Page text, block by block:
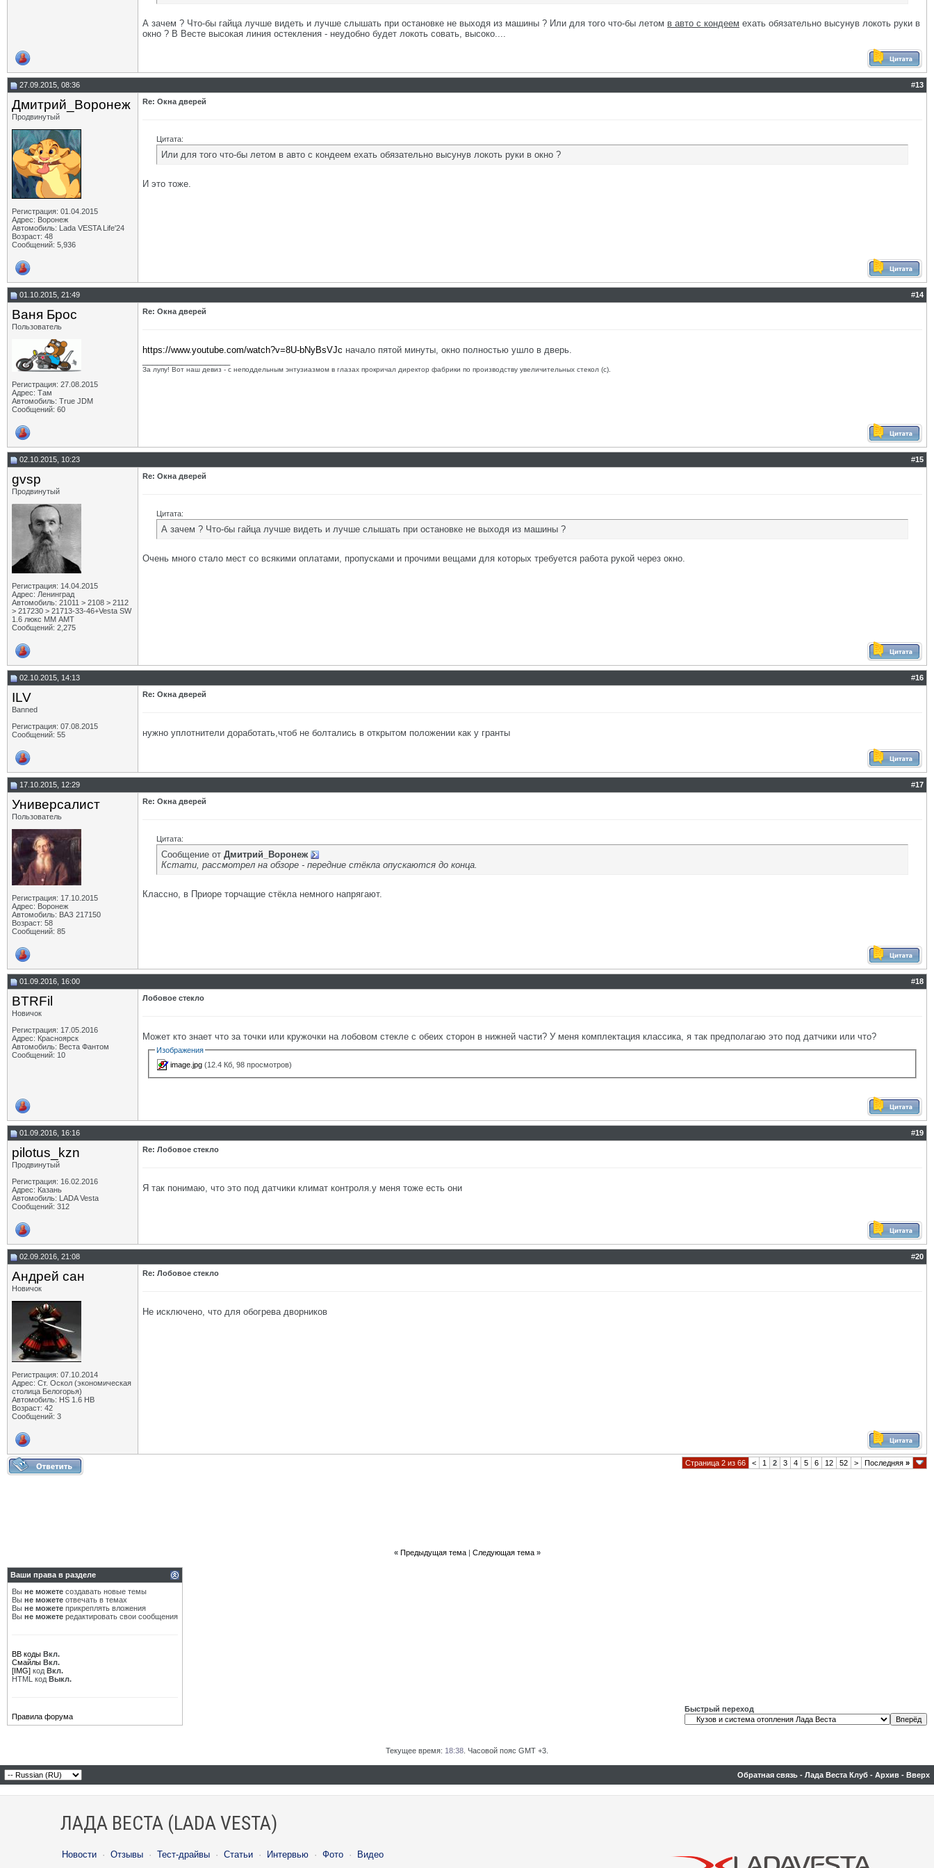
А зачем ? Что-бы гайца лучше видеть и лучше слышать при остановке не выходя из машины ? Или для того что-бы летом в авто с кондеем ехать обязательно высунув локоть руки в
окно ? В Весте высокая линия остекления - неудобно будет локоть совать, высоко....
27.09.2015, 08:36 #13
Дмитрий_Воронеж
Продвинутый
Регистрация: 01.04.2015
Адрес: Воронеж
Автомобиль: Lada VESTA Life'24
Возраст: 48
Сообщений: 5,936
Re: Окна дверей
Цитата:
Или для того что-бы летом в авто с кондеем ехать обязательно высунув локоть руки в окно ?
И это тоже.
01.10.2015, 21:49 #14
Ваня Брос
Пользователь
Регистрация: 27.08.2015
Адрес: Там
Автомобиль: True JDM
Сообщений: 60
Re: Окна дверей
https://www.youtube.com/watch?v=8U-bNyBsVJc начало пятой минуты, окно полностью ушло в дверь.
За лупу! Вот наш девиз - с неподдельным энтузиазмом в глазах прокричал директор фабрики по производству увеличительных стекол (с).
02.10.2015, 10:23 #15
gvsp
Продвинутый
Регистрация: 14.04.2015
Адрес: Ленинград
Автомобиль: 21011 > 2108 > 2112
> 217230 > 21713-33-46+Vesta SW
1.6 люкс ММ АМТ
Сообщений: 2,275
Re: Окна дверей
Цитата:
А зачем ? Что-бы гайца лучше видеть и лучше слышать при остановке не выходя из машины ?
Очень много стало мест со всякими оплатами, пропусками и прочими вещами для которых требуется работа рукой через окно.
02.10.2015, 14:13 #16
ILV
Banned
Регистрация: 07.08.2015
Сообщений: 55
Re: Окна дверей
нужно уплотнители доработать,чтоб не болтались в открытом положении как у гранты
17.10.2015, 12:29 #17
Универсалист
Пользователь
Регистрация: 17.10.2015
Адрес: Воронеж
Автомобиль: ВАЗ 217150
Возраст: 58
Сообщений: 85
Re: Окна дверей
Цитата:
Сообщение от Дмитрий_Воронеж
Кстати, рассмотрел на обзоре - передние стёкла опускаются до конца.
Классно, в Приоре торчащие стёкла немного напрягают.
01.09.2016, 16:00 #18
BTRFil
Новичок
Регистрация: 17.05.2016
Адрес: Красноярск
Автомобиль: Веста Фантом
Сообщений: 10
Лобовое стекло
Может кто знает что за точки или кружочки на лобовом стекле с обеих сторон в нижней части? У меня комплектация классика, я так предполагаю это под датчики или что?
Изображения
image.jpg (12.4 Кб, 98 просмотров)
01.09.2016, 16:16 #19
pilotus_kzn
Продвинутый
Регистрация: 16.02.2016
Адрес: Казань
Автомобиль: LADA Vesta
Сообщений: 312
Re: Лобовое стекло
Я так понимаю, что это под датчики климат контроля.у меня тоже есть они
02.09.2016, 21:08 #20
Андрей сан
Новичок
Регистрация: 07.10.2014
Адрес: Ст. Оскол (экономическая
столица Белогорья)
Автомобиль: HS 1.6 HB
Возраст: 42
Сообщений: 3
Re: Лобовое стекло
Не исключено, что для обогрева дворников
Страница 2 из 66 < 1 2 3 4 5 6 12 52 > Последняя »
« Предыдущая тема| Следующая тема »
Ваши права в разделе
Вы не можете создавать новые темы
Вы не можете отвечать в темах
Вы не можете прикреплять вложения
Вы не можете редактировать свои сообщения
BB коды Вкл.
Смайлы Вкл.
[IMG] код Вкл.
HTML код Выкл.
Правила форума
Быстрый переход
Текущее время: 18:38 . Часовой пояс GMT +3.
Обратная связь - Лада Веста Клуб - Архив - Вверх
ЛАДА ВЕСТА (LADA VESTA)
Новости · Отзывы · Тест-драйвы · Статьи · Интервью · Фото · Видео